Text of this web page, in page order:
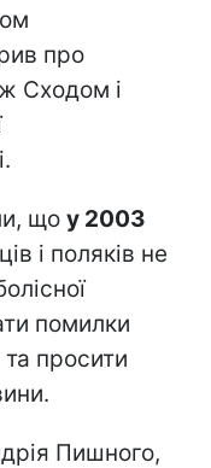
про
Сходом і
що у 2003
і поляків не
помилки
просити
Пишного,